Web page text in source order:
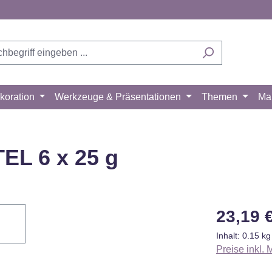
Werkzeuge & Präsentationen Themen
6 x 25 g
Ihre
das
Regulärer
23,19
Inhalt: 0.15 kg
Preise inkl.